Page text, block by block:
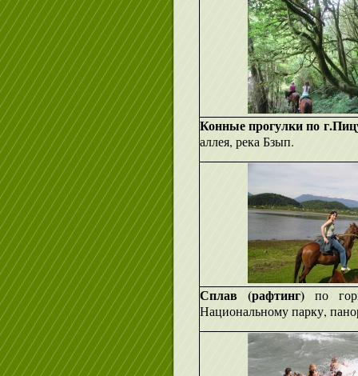
Конные прогулки по
аллея, река Бзып.
Сплав (рафтинг) по
Национальному парку,